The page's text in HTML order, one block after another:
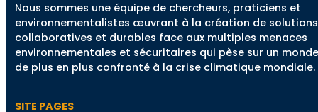
Nous sommes une équipe de chercheurs, praticiens et
environnementalistes œuvrant à la création de solutions
collaboratives et durables face aux multiples menaces
environnementales et sécuritaires qui pèse sur un monde
de plus en plus confronté à la crise climatique mondiale.
SITE PAGES